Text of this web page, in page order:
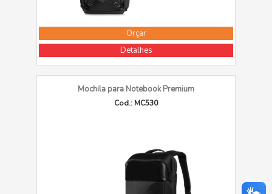
Orçar
Detalhes
Mochila para Notebook Premium
Cod.: MC530